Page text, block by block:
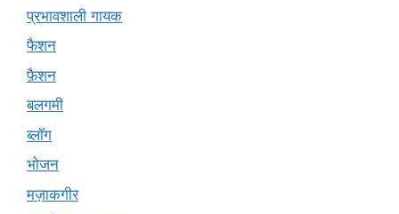
प्रभावशाली गायक
फैशन
फ़ैशन
बलगमी
ब्लॉग
भोजन
मज़ाकगीर